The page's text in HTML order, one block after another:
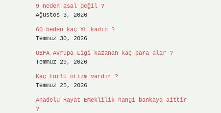
9 neden asal değil ?
Ağustos 3, 2026
60 beden kaç XL kadın ?
Temmuz 30, 2026
UEFA Avrupa Ligi kazanan kaç para alır ?
Temmuz 29, 2026
Kaç türlü otizm vardır ?
Temmuz 25, 2026
Anadolu Hayat Emeklilik hangi bankaya aittir
?